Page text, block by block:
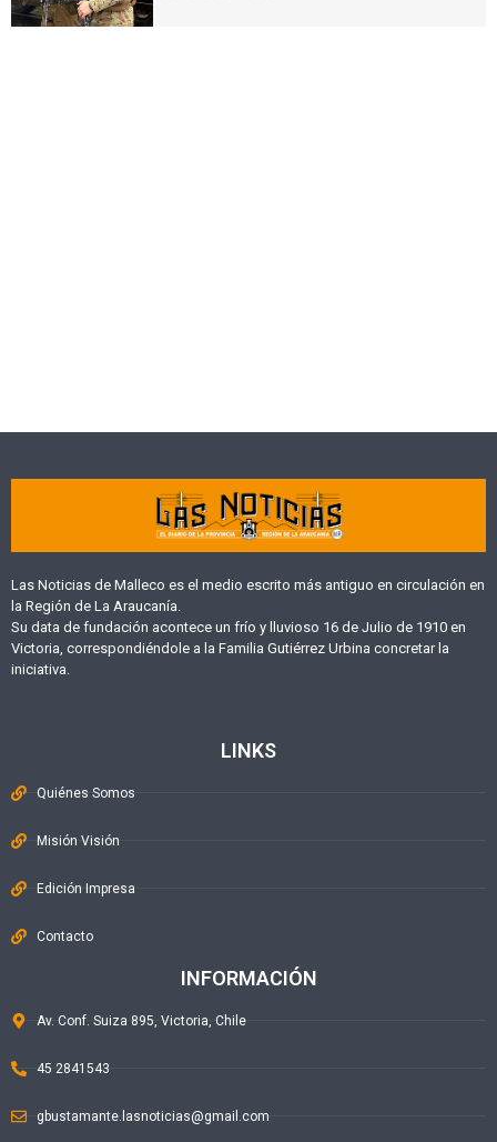
Las Noticias de Malleco es el medio escrito más antiguo en circulación en
la Región de La Araucanía.
Su data de fundación acontece un frío y lluvioso 16 de Julio de 1910 en
Victoria, correspondiéndole a la Familia Gutiérrez Urbina concretar la
iniciativa.
LINKS
Quiénes Somos
Misión Visión
Edición Impresa
Contacto
INFORMACIÓN
Av. Conf. Suiza 895, Victoria, Chile
45 2841543
gbustamante.lasnoticias@gmail.com